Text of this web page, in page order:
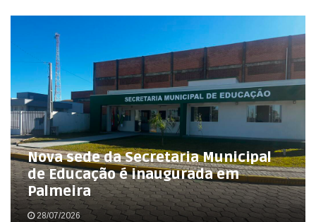
Nova sede da Secretaria Municipal
de Educação é inaugurada em
Palmeira
28/07/2026